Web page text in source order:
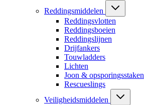
Reddingsmiddelen
Reddingsvlotten
Reddingsboeien
Reddingslijnen
Drijfankers
Touwladders
Lichten
Joon & opsporingsstaken
Rescueslings
Veiligheidsmiddelen